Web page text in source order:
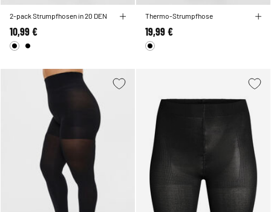
2-pack Strumpfhosen in 20 DEN
10,99 €
Thermo-Strumpfhose
19,99 €